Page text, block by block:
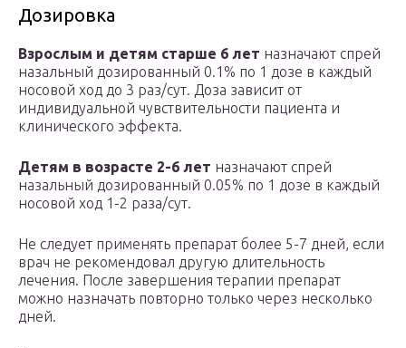
Дозировка
Взрослым и детям старше 6 лет назначают спрей
назальный дозированный 0.1% по 1 дозе в каждый
носовой ход до 3 раз/сут. Доза зависит от
индивидуальной чувствительности пациента и
клинического эффекта.
Детям в возрасте 2-6 лет назначают спрей
назальный дозированный 0.05% по 1 дозе в каждый
носовой ход 1-2 раза/сут.
Не следует применять препарат более 5-7 дней, если
врач не рекомендовал другую длительность
лечения. После завершения терапии препарат
можно назначать повторно только через несколько
дней.